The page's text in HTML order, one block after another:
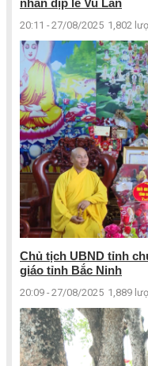
20:11 - 27/08/2025 1,802
Chủ tịch UBND tỉnh
giáo tỉnh Bắc Ninh
20:09 - 27/08/2025 1,889